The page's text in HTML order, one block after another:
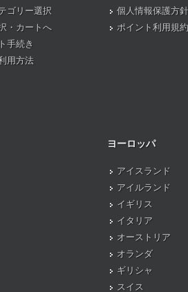
ゴリー選択
・カートへ
手続き
用方法
個人情報保護方針
ポイント利用規約
ヨーロッパ
アイスランド
アイルランド
イギリス
イタリア
オーストリア
オランダ
ギリシャ
スイス